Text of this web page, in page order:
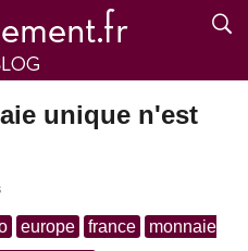
unique n'est
europe france
monnaie